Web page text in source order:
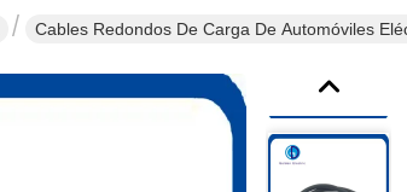
Cables Redondos De Carga De Automóviles